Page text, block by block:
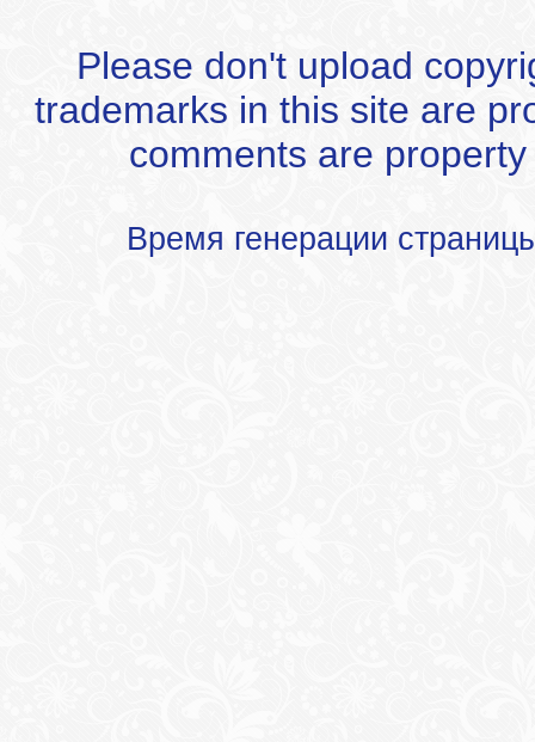
Please don't upload
trademarks in this site are
comments are
Время генерации